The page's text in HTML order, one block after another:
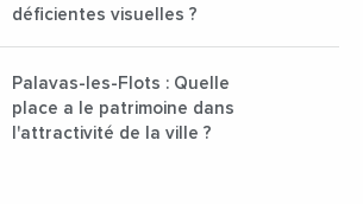
déficientes visuelles ?
Palavas-les-Flots : Quelle
place a le patrimoine dans
l'attractivité de la ville ?